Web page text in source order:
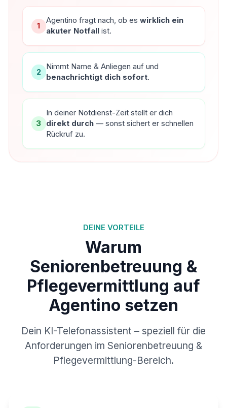
1
Agentino fragt nach, ob eswirklich ein
akuter Notfall
ist.
2
Nimmt Name & Anliegen auf und
benachrichtigt dich sofort.
3
In deiner Notdienst-Zeit stellt er dich
direkt durch — sonst sichert er schnellen
Rückruf zu.
DEINE VORTEILE
Warum
Seniorenbetreuung &
Pflegevermittlung auf
Agentino setzen
Dein KI-Telefonassistent – speziell für die
Anforderungen im Seniorenbetreuung &
Pflegevermittlung-Bereich.